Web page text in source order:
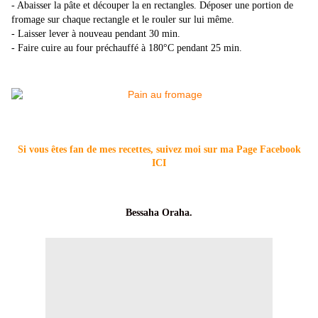
- Abaisser la pâte et découper la en rectangles. Déposer une portion de
fromage sur chaque rectangle et le rouler sur lui même.
- Laisser lever à nouveau pendant 30 min.
- Faire cuire au four préchauffé à 180°C pendant 25 min.
Si vous êtes fan de mes recettes, suivez moi sur ma Page Facebook
ICI
Bessaha Oraha.